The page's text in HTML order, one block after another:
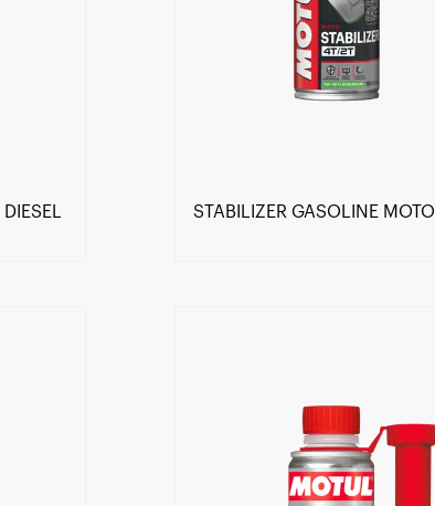
Găsește un partener
STABILIZER GASOLINE MOTO